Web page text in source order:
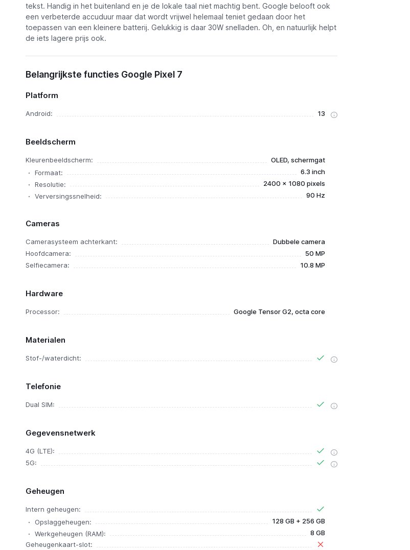
tekst. Handig in het buitenland en je de lokale taal niet machtig bent. Google belooft ook
een verbeterde accuduur maar dat wordt vrijwel helemaal teniet gedaan door het
toepassen van een kleinere batterij. Gelukkig is daar 30W snelladen. Oh, en natuurlijk helpt
de iets lagere prijs ook.
Belangrijkste functies Google Pixel 7
Platform
Android: 13
Beeldscherm
Kleurenbeeldscherm:
OLED, schermgat
Formaat:
6.3 inch
Resolutie:
2400 x 1080 pixels
Verversingssnelheid:
90 Hz
Cameras
Camerasysteem achterkant:
Dubbele camera
Hoofdcamera:
50 MP
Selfiecamera:
10.8 MP
Hardware
Processor: Google Tensor G2, octa core
Materialen
Stof-/waterdicht:
Telefonie
Dual SIM:
Gegevensnetwerk
4G (LTE):
5G:
Geheugen
Intern geheugen:
Opslaggeheugen:
128 GB + 256 GB
Werkgeheugen (RAM):
8 GB
Geheugenkaart-slot: